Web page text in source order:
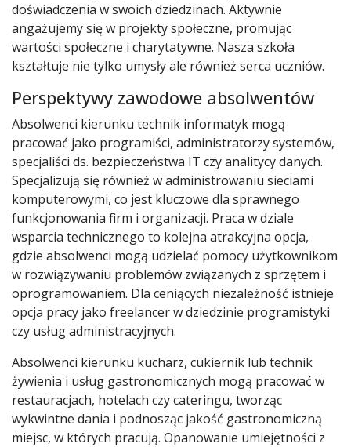
doświadczenia w swoich dziedzinach. Aktywnie
angażujemy się w projekty społeczne, promując
wartości społeczne i charytatywne. Nasza szkoła
kształtuje nie tylko umysły ale również serca uczniów.
Perspektywy zawodowe absolwentów
Absolwenci kierunku technik informatyk mogą
pracować jako programiści, administratorzy systemów,
specjaliści ds. bezpieczeństwa IT czy analitycy danych.
Specjalizują się również w administrowaniu sieciami
komputerowymi, co jest kluczowe dla sprawnego
funkcjonowania firm i organizacji. Praca w dziale
wsparcia technicznego to kolejna atrakcyjna opcja,
gdzie absolwenci mogą udzielać pomocy użytkownikom
w rozwiązywaniu problemów związanych z sprzętem i
oprogramowaniem. Dla ceniących niezależność istnieje
opcja pracy jako freelancer w dziedzinie programistyki
czy usług administracyjnych.
Absolwenci kierunku kucharz, cukiernik lub technik
żywienia i usług gastronomicznych mogą pracować w
restauracjach, hotelach czy cateringu, tworząc
wykwintne dania i podnosząc jakość gastronomiczną
miejsc, w których pracują. Opanowanie umiejętności z